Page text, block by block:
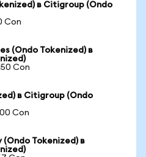
в Citigroup (Ondo
Con
(Ondo Tokenized) в
Con
в Citigroup (Ondo
Con
(Ondo Tokenized) в